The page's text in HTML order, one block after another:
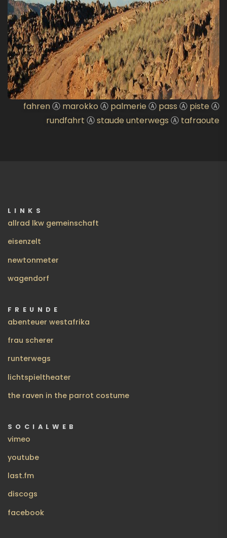
fahrenⒶ marokko Ⓐ palmerie Ⓐ pass Ⓐ piste Ⓐ
rundfahrt Ⓐstaude unterwegs Ⓐ tafraoute
LINKS
allrad lkw gemeinschaft
eisenzelt
newtonmeter
wagendorf
FREUNDE
abenteuer westafrika
frau scherer
runterwegs
lichtspieltheater
the raven in the parrot costume
SOCIALWEB
vimeo
youtube
last.fm
discogs
facebook